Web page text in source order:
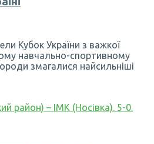
Кубок України з важкої
навчально-спортивному
змагалися найсильніші